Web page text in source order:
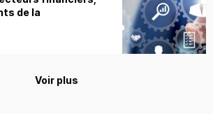
de la
Voir plus